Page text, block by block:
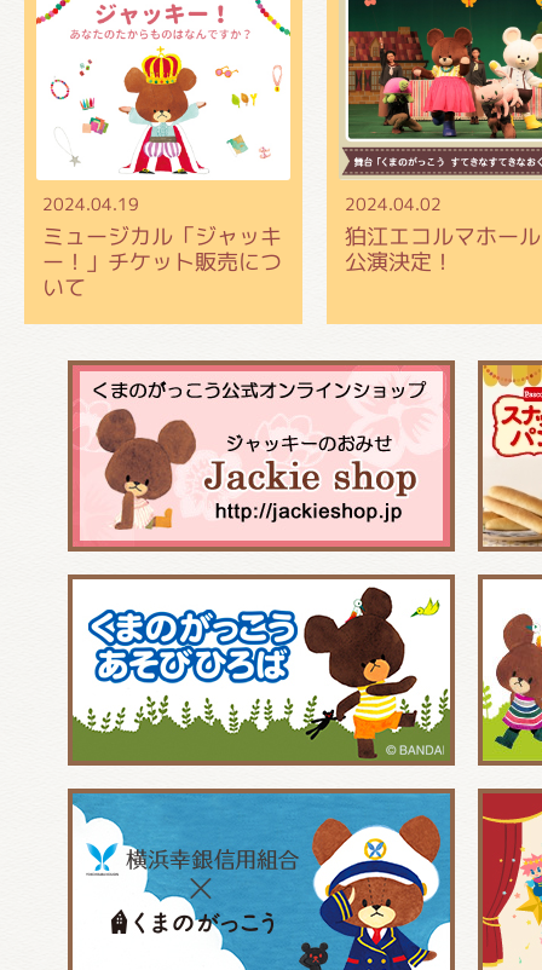
2024.04.19
ミュージカル「ジャッキ
ー！」チケット販売につ
いて
2024.04.02
狛江エコルマホー
公演決定！